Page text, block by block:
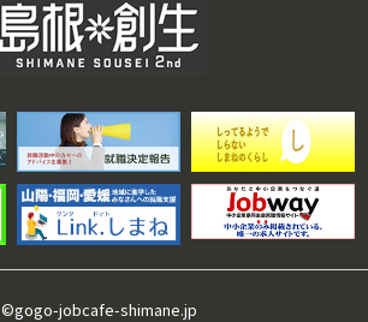
©gogo-jobcafe-shimane.jp